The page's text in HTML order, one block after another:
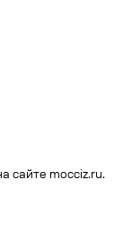
сайте mocciz.ru.